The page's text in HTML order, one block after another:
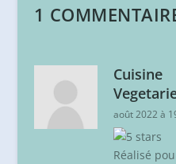
1
Cuisine
août 2022 à
Réalisé